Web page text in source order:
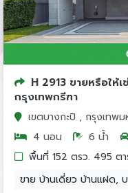
H 2913 ขายหรือให้
กรุงเทพกรีฑา
เขตบางกะปิ , กรุงเทพม
4 นอน
6 น้ำ
พื้นที่ 152 ตรว. 495 ตา
ขาย บ้านเดี่ยว บ้านแฝด,